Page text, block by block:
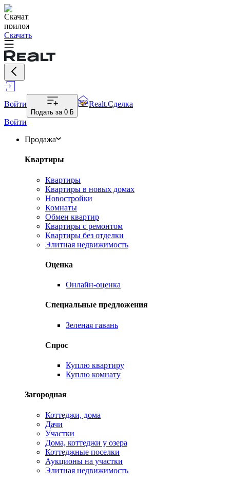
Скачать
Войти
Подать за 0 ƃ
Realt.Сделка
Войти
Продажа
Квартиры
Квартиры
Квартиры в новых домах
Новостройки
Комнаты
Обмен квартир
Квартиры с ремонтом
Квартиры без отделки
Элитная недвижимость
Оценка
Онлайн-оценка
Специальные предложения
Зеленая гавань
Спрос
Куплю квартиру
Куплю комнату
Загородная
Коттеджи, дома
Дачи
Участки
Дома, коттеджи у озера
Коттеджные поселки
Аукционы на участки
Элитная недвижимость